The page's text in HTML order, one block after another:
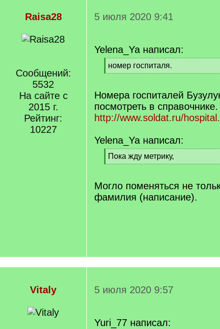
Raisa28
Сообщений:
5532
На сайте с
2015 г.
Рейтинг:
10227
5 июля 2020 9:41
Yelena_Ya написал:
[
q
номер госпиталя.
[
q
]
Номера госпиталей
посмотреть в справочнике.
http://www.soldat.ru/
Yelena_Ya написал:
[
q
Пока жду метрику,
[
q
]
Могло поменяться не
фамилия (написание).
Vitaly 5 июля 2020 9:57
Yuri_77 написал: